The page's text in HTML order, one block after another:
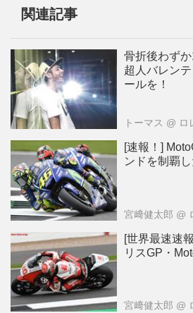
関連記事
骨折後わず
超人バレン
ールを！
トーマス @ ロ
[速報！]
ンドを制覇
宮﨑健太郎 @
[世界最速速
リスGP・
宮﨑健太郎 @